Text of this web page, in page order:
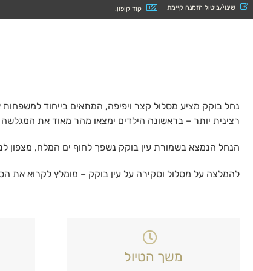
קוֹרֵא־מָסָךְ;
קוד קופון: שינוי/ביטול הזמנה קיימת
נחל בוקק מציע מסלול קצר ויפיפה, המתאים בייחוד
רצינית יותר – בראשונה הילדים ימצאו מהר מאוד את
הנחל הנמצא בשמורת עין בוקק נשפך לחוף ים המלח, מצפון
להמלצה על מסלול וסקירה על עין בוקק – מומלץ לקרוא את
משך הטיול